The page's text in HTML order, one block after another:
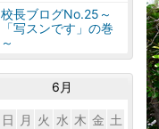
校長ブログNo.25～
「写スンです」の巻
～
6月
日 月 火 水 木 金 土